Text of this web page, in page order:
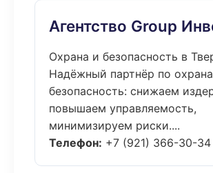
Агентство Group
Охрана и безопасность в
Надёжный партнёр по
безопасность: снижаем
повышаем управляемость,
минимизируем риски....
Телефон: +7 (921) 366-30-34